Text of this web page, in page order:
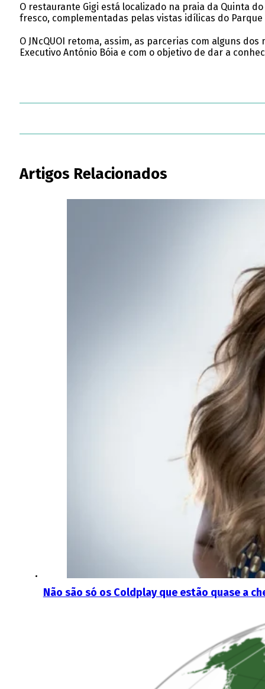
O restaurante Gigi está localizado na praia da Quinta
fresco, complementadas pelas vistas idílicas do
O JNcQUOI retoma, assim, as parcerias com alguns
Executivo António Bóia e com o objetivo de dar a
Artigos Relacionados
Não são só os Coldplay que estão quase a